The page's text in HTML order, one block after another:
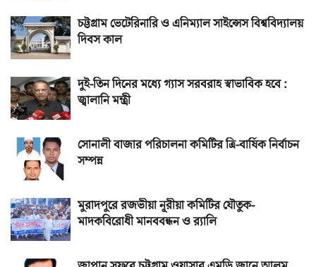
চট্টগ্রাম ভেটেরিনারি ও এনিম্যাল সাইন্সেস বিশ্ববিদ্যালয়
দিবস কাল
দুই-তিন দিনের মধ্যে গ্যাস সরবরাহ স্বাভাবিক হবে :
জ্বালানি মন্ত্রী
সোনালী বাজার পরিচালনা কমিটির ত্রি-বার্ষিক নির্বাচন
সম্পন্ন
মুরাদপুরে রজভীয়া নূরীয়া কমিটির যৌতুক-
মাদকবিরোধী মানববন্ধন ও র‌্যালি